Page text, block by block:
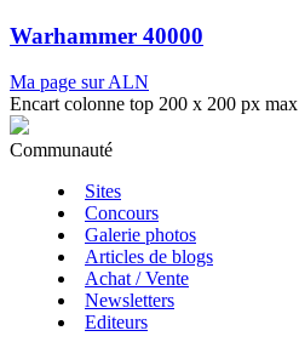
Warhammer 40000
Ma page sur ALN
Encart colonne top 200 x 200 px max
Communauté
Sites
Concours
Galerie photos
Articles de blogs
Achat / Vente
Newsletters
Editeurs